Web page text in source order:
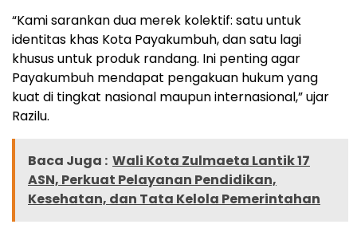
“Kami sarankan dua merek kolektif: satu untuk
identitas khas Kota Payakumbuh, dan satu lagi
khusus untuk produk randang. Ini penting agar
Payakumbuh mendapat pengakuan hukum yang
kuat di tingkat nasional maupun internasional,” ujar
Razilu.
Baca Juga : Wali Kota Zulmaeta Lantik 17
ASN, Perkuat Pelayanan Pendidikan,
Kesehatan, dan Tata Kelola Pemerintahan